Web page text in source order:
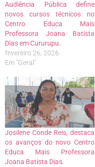
Audiência Pública define
novos cursos técnicos no
Centro Educa Mais
Professora Joana Batista
Dias em Cururupu.
fevereiro 26, 2026
Em "Geral"
Josilene Conde Reis, destaca
os avanços do novo Centro
Educa Mais Professora
Joana Batista Dias.